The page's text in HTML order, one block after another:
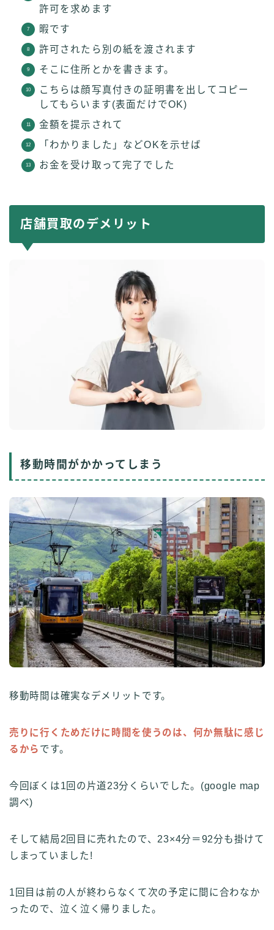
許可を求めます
暇です
許可されたら別の紙を渡されます
そこに住所とかを書きます。
こちらは顔写真付きの証明書を出してコピー
してもらいます(表面だけでOK)
金額を提示されて
「わかりました」などOKを示せば
お金を受け取って完了でした
店舗買取のデメリット
移動時間がかかってしまう
移動時間は確実なデメリットです。
売りに行くためだけに時間を使うのは、何か無駄に感じ
るから です。
今回ぼくは1回の片道23分くらいでした。(google map
調べ)
そして結局2回目に売れたので、23×4分＝92分も掛けて
しまっていました!
1回目は前の人が終わらなくて次の予定に間に合わなか
ったので、泣く泣く帰りました。